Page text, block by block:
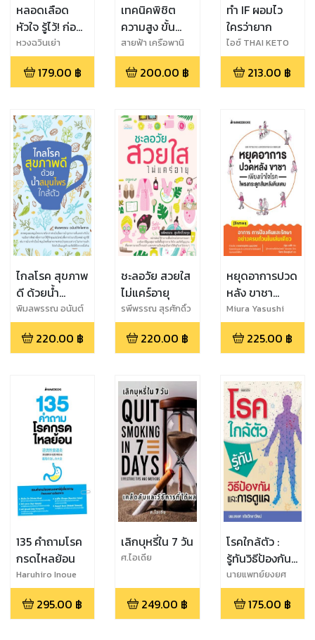
หลอดเลือด
หัวใจ รู้ไว้! ก่อน
จะสาย
หวงฉวินเย่า
179.00 ฿
เทคนิคพิชิต
ความสูง ขั้น
เทพ
สายฟ้า เครือพานิ
ชย์
200.00 ฿
ทำ IF ผอมไว
ใครว่ายาก
ไอซ์ THAI KETO
PAL
213.00 ฿
ไกลโรค สุขภาพ
ดี ด้วยน้ำ
สมุนไพรใกล้ตัว
พิมลพรรณ อนันต์
กิจไพศาล
220.00 ฿
ชะลอวัย สวยใส
ไม่แคร์อายุ
รพีพรรณ สุรศักดิ์ว
รกุล
220.00 ฿
หยุดอาการปวด
หลัง ขาชา
เพียงเข้าใจโรค
โพรงกระดูกสัน
หลังตีบแคบ
Miura Yasushi
225.00 ฿
135 คำถามโรค
กรดไหลย้อน
Haruhiro Inoue
295.00 ฿
เลิกบุหรี่ใน 7 วัน
ศ.ไอเดีย
249.00 ฿
โรคใกล้ตัว :
รู้ทันวิธีป้องกัน
และการดูแล
นายแพทย์ยงยศ
จริยวิทยาวัฒน์
175.00 ฿